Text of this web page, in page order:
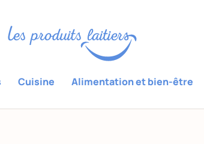
Cuisine Alimentation et bien-être